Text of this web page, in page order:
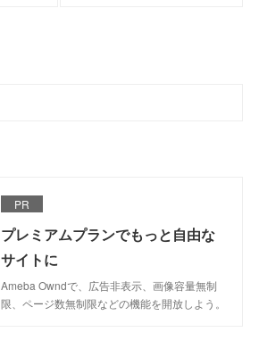
PR
プレミアムプランでもっと自由な
サイトに
Ameba Owndで、広告非表示、画像容量無制
限、ページ数無制限などの機能を開放しよう。